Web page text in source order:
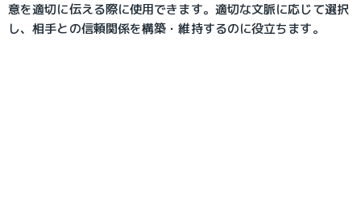
意を適切に伝える際に使用できます。適切な文脈に応じて選択
し、相手との信頼関係を構築・維持するのに役立ちます。